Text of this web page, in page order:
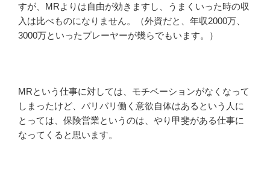
すが、MRよりは自由が効きますし、うまくいった時の収
入は比べものになりません。（外資だと、年収2000万、
3000万といったプレーヤーが幾らでもいます。）
MRという仕事に対しては、モチベーションがなくなって
しまったけど、バリバリ働く意欲自体はあるという人に
とっては、保険営業というのは、やり甲斐がある仕事に
なってくると思います。